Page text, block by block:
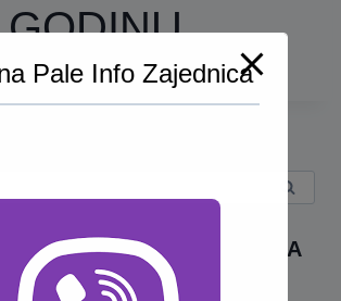
INFO – VIBER ZAJEDNICA
Pale Info Zajednica